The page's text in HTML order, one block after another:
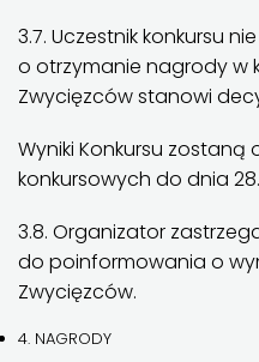
3.7. Uczestnik konkursu
o otrzymanie nagrody w
Zwycięzców stanowi
Wyniki Konkursu
konkursowych do dnia
3.8. Organizator
do poinformowania o
Zwycięzców.
4. NAGRODY